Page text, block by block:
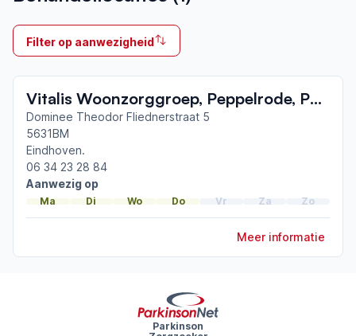
Ik behandel
Op locatie & Thuis
netwerk
Eindhoven
Afgeronde ParkinsonNet-scholingen
ParkinsonNet congres 2026
ParkinsonNet congres 2024
Opleiding tot parkinsonverpleegkundige
Filter op aanwezigheid
Vitalis Woonzorggroep, Peppelrode, Parkinsonexpertisecentrum.
Dominee Theodor Fliednerstraat 5
5631BM
Eindhoven.
06 34 23 28 84
Aanwezig op
Ma Di Wo Do Vr Za Zo
Meer informatie
Parkinson